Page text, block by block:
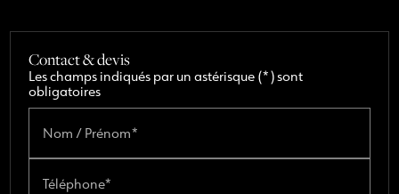
Contact & devis
Les champs indiqués par un astérisque (*) sont
obligatoires
Nom / Prénom*
Téléphone*